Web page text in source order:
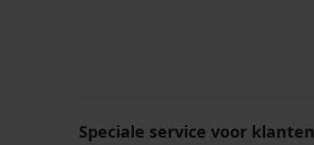
Speciale service voor klanten